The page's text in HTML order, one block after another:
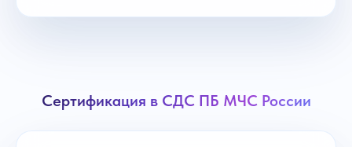
Сертификация в СДС ПБ МЧС России